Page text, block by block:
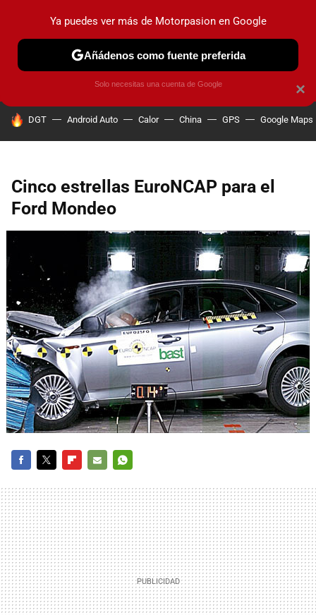
PRUEBAS COCHES ELÉCTRICOS OBSERVATORIO
HOY SE HABLA DE
DGT Android Auto Calor China GPS Google Maps
Cinco estrellas EuroNCAP para el
Ford Mondeo
MAIL
×
Ya puedes ver más de Motorpasion en Google
Añádenos como fuente preferida
Solo necesitas una cuenta de Google